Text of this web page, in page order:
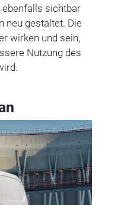
ebenfalls sichtbar
neu gestaltet. Die
wirken und sein,
Nutzung des